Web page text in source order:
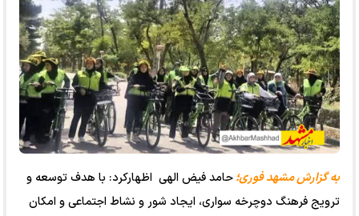
به گزارش مشهد فوری؛حامد فیض الهی اظهارکرد: با هدف توسعه و
ترویج فرهنگ دوچرخه سواری، ایجاد شور و نشاط اجتماعی و امکان